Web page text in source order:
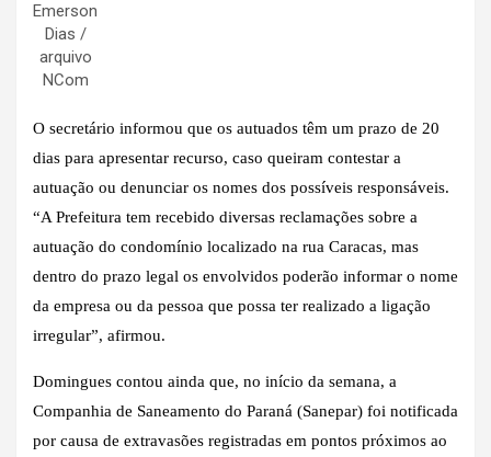
Emerson
Dias /
arquivo
NCom
O secretário informou que os autuados têm um prazo de 20
dias para apresentar recurso, caso queiram contestar a
autuação ou denunciar os nomes dos possíveis responsáveis.
“A Prefeitura tem recebido diversas reclamações sobre a
autuação do condomínio localizado na rua Caracas, mas
dentro do prazo legal os envolvidos poderão informar o nome
da empresa ou da pessoa que possa ter realizado a ligação
irregular”, afirmou.
Domingues contou ainda que, no início da semana, a
Companhia de Saneamento do Paraná (Sanepar) foi notificada
por causa de extravasões registradas em pontos próximos ao